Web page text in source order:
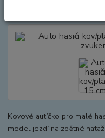
zpětné
Kovové autíčko pro malé
model jezdí na zpětné